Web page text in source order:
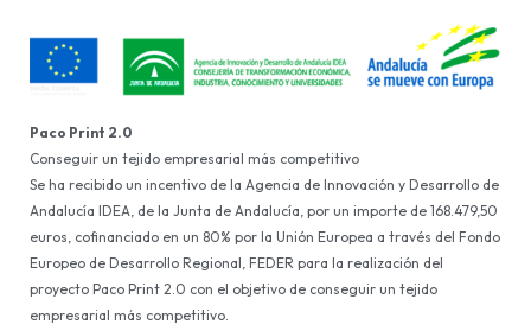
Paco Print 2.0
Conseguir un tejido empresarial más competitivo
Se ha recibido un incentivo de la Agencia de Innovación y Desarrollo de
Andalucía IDEA, de la Junta de Andalucía, por un importe de 168.479,50
euros, cofinanciado en un 80% por la Unión Europea a través del Fondo
Europeo de Desarrollo Regional, FEDER para la realización del
proyecto Paco Print 2.0 con el objetivo de conseguir un tejido
empresarial más competitivo.